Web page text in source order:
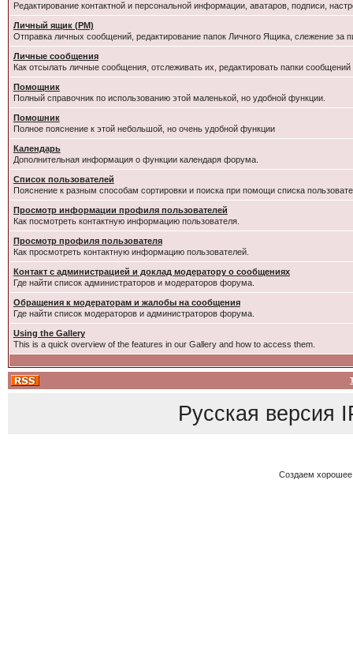
Редактирование контактной и персональной информации, аватаров, подписи,
Личный ящик (PM)
Отправка личных сообщений, редактирование папок Личного Ящика, слежение за
Личные сообщения
Как отсылать личные сообщения, отслеживать их, редактировать папки
Помощник
Полный справочник по использованию этой маленькой, но удобной функции.
Помошник
Полное пояснение к этой небольшой, но очень удобной функции
Календарь
Дополнительная информация о функции календаря форума.
Список пользователей
Пояснение к разным способам сортировки и поиска при помощи списка
Просмотр информации профиля пользователей
Как посмотреть контактную информацию пользователя.
Просмотр профиля пользователя
Как просмотреть контактную информацию пользователей.
Контакт с администрацией и доклад модератору о сообщениях
Где найти список администраторов и модераторов форума.
Обращения к модераторам и жалобы на сообщения
Где найти список модераторов и администраторов форума.
Using the Gallery
This is a quick overview of the features in our Gallery and how to access them.
Русская версия
Создаем